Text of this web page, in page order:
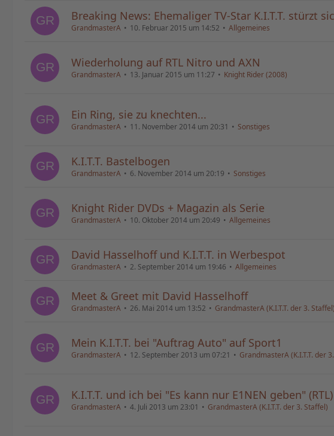
Breaking News: Ehemaliger TV-Star K.I.T.T. stürzt
GrandmasterA 10. Februar 2015 um 14:52 Allgemeines
Wiederholung auf RTL Nitro und AXN
GrandmasterA 13. Januar 2015 um 11:27 Knight Rider (2008)
Ein Ring, sie zu knechten...
GrandmasterA 11. November 2014 um 20:31 Sonstiges
K.I.T.T. Bastelbogen
GrandmasterA 6. November 2014 um 20:19 Sonstiges
Knight Rider DVDs + Magazin als Serie
GrandmasterA 10. Oktober 2014 um 20:49 Allgemeines
David Hasselhoff und K.I.T.T. in Werbespot
GrandmasterA 2. September 2014 um 19:46 Allgemeines
Meet & Greet mit David Hasselhoff
GrandmasterA 26. Mai 2014 um 13:52 GrandmasterA (K.I.T.T. der 3. Staffel)
Mein K.I.T.T. bei "Auftrag Auto" auf Sport1
GrandmasterA 12. September 2013 um 07:21 GrandmasterA (K.I.T.T. der
K.I.T.T. und ich bei "Es kann nur E1NEN geben" (RTL)
GrandmasterA 4. Juli 2013 um 23:01 GrandmasterA (K.I.T.T. der 3. Staffel)